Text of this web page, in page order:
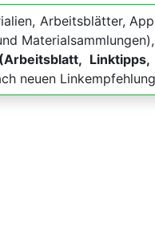
Arbeitsblätter,
neuen